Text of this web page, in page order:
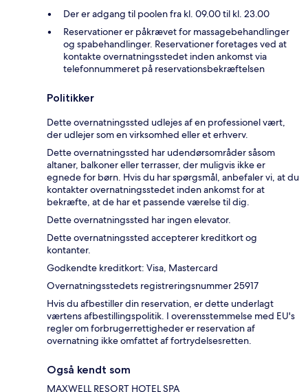
Der er adgang til poolen fra kl. 09.00 til kl. 23.00
Reservationer er påkrævet for massagebehandlinger
og spabehandlinger. Reservationer foretages ved at
kontakte overnatningsstedet inden ankomst via
telefonnummeret på reservationsbekræftelsen
Politikker
Dette overnatningssted udlejes af en professionel vært,
der udlejer som en virksomhed eller et erhverv.
Dette overnatningssted har udendørsområder såsom
altaner, balkoner eller terrasser, der muligvis ikke er
egnede for børn. Hvis du har spørgsmål, anbefaler vi, at du
kontakter overnatningsstedet inden ankomst for at
bekræfte, at de har et passende værelse til dig.
Dette overnatningssted har ingen elevator.
Dette overnatningssted accepterer kreditkort og
kontanter.
Godkendte kreditkort: Visa, Mastercard
Overnatningsstedets registreringsnummer 25917
Hvis du afbestiller din reservation, er dette underlagt
værtens afbestillingspolitik. I overensstemmelse med EU's
regler om forbrugerrettigheder er reservation af
overnatning ikke omfattet af fortrydelsesretten.
Også kendt som
MAXWELL RESORT HOTEL SPA